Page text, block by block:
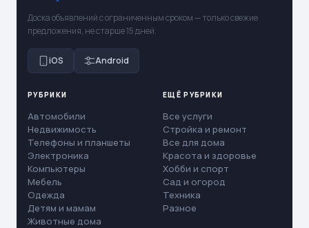
Доска объявлений с ограниченным сроком — только свежие
предложения, не старше 15 дней.
iOS Android
РУБРИКИ
Автомобили
Недвижимость
Телефоны и планшеты
Электроника
Компьютеры
Мебель
Одежда
Детям и мамам
Животные дома
ЕЩЁ РУБРИКИ
Все услуги
Стройка и ремонт
Все для дома
Красота и здоровье
Хобби и спорт
Сад и огород
Техника
Разное